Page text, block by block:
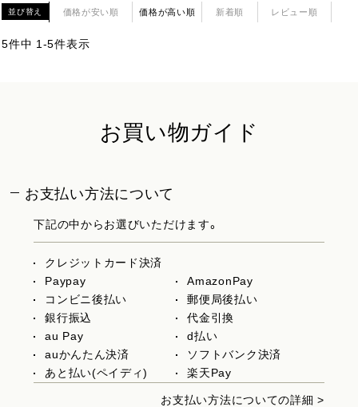
並び替え 価格が安い順 価格が高い順 新着順 レビュー順
5件中 1 -5件表示
お買い物ガイド
お支払い方法について
下記の中からお選びいただけます。
クレジットカード決済
Paypay
AmazonPay
コンビニ後払い
郵便局後払い
銀行振込
代金引換
au Pay
d払い
auかんたん決済
ソフトバンク決済
あと払い(ペイディ)
楽天Pay
お支払い方法についての詳細 >